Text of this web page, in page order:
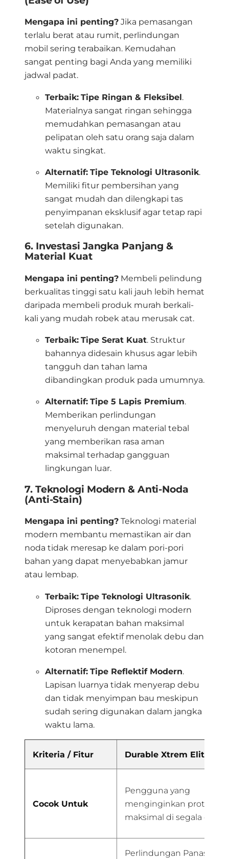
Mengapa ini penting? Jika pemasangan
terlalu berat atau rumit, perlindungan
mobil sering terabaikan. Kemudahan
sangat penting bagi Anda yang memiliki
jadwal padat.
Terbaik: Tipe Ringan & Fleksibel.
Materialnya sangat ringan sehingga
memudahkan pemasangan atau
pelipatan oleh satu orang saja dalam
waktu singkat.
Alternatif: Tipe Teknologi Ultrasonik.
Memiliki fitur pembersihan yang
sangat mudah dan dilengkapi tas
penyimpanan eksklusif agar tetap rapi
setelah digunakan.
6. Investasi Jangka Panjang &
Material Kuat
Mengapa ini penting? Membeli pelindung
berkualitas tinggi satu kali jauh lebih hemat
daripada membeli produk murah berkali-
kali yang mudah robek atau merusak cat.
Terbaik: Tipe Serat Kuat. Struktur
bahannya didesain khusus agar lebih
tangguh dan tahan lama
dibandingkan produk pada umumnya.
Alternatif: Tipe 5 Lapis Premium.
Memberikan perlindungan
menyeluruh dengan material tebal
yang memberikan rasa aman
maksimal terhadap gangguan
lingkungan luar.
7. Teknologi Modern & Anti-Noda
(Anti-Stain)
Mengapa ini penting? Teknologi material
modern membantu memastikan air dan
noda tidak meresap ke dalam pori-pori
bahan yang dapat menyebabkan jamur
atau lembap.
Terbaik: Tipe Teknologi Ultrasonik.
Diproses dengan teknologi modern
untuk kerapatan bahan maksimal
yang sangat efektif menolak debu dan
kotoran menempel.
Alternatif: Tipe Reflektif Modern.
Lapisan luarnya tidak menyerap debu
dan tidak menyimpan bau meskipun
sudah sering digunakan dalam jangka
waktu lama.
Kriteria / Fitur Durable Xtrem Elite
Cocok Untuk
Pengguna yang
menginginkan proteksi
maksimal di segala cuaca.
Perlindungan Panas